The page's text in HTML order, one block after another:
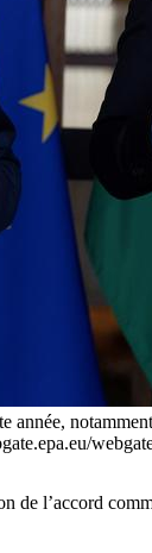
année,
de l’accord